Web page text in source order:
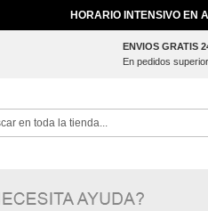
HORARIO INTENSIVO EN
ENVIOS GRATIS
En pedidos